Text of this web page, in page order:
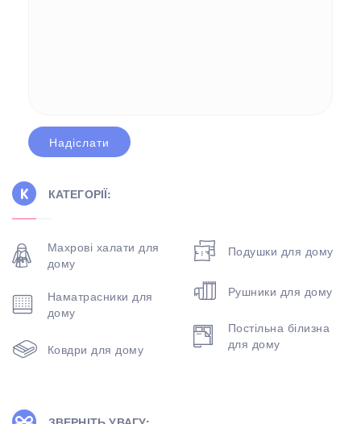
КАТЕГОРІЇ:
Махрові халати для
дому
Наматрасники для
дому
Ковдри для дому
Подушки для дому
Рушники для дому
Постільна білизна
для дому